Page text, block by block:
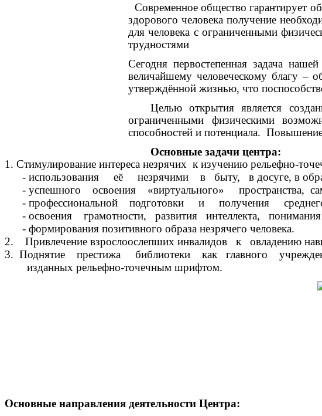
Современное общество гарантирует
здорового человека получение
для человека с ограниченными
трудностями
Сегодня первостепенная задача
величайшему человеческому благу –
утверждённой жизнью, что
Целью открытия является
ограниченными физическими
способностей и потенциала.
Основные задачи центра:
1. Стимулирование интереса незрячих к изучению рельефно-
- использования её незрячими в быту, в досуге, в
- успешного освоения «виртуального» пространства,
- профессиональной подготовки и получения среднего
- освоения грамотности, развития интеллекта,
- формирования позитивного образа незрячего человека.
2. Привлечение взрослоослепших инвалидов к овладению
3. Поднятие престижа библиотеки как главного
изданных рельефно-точечным шрифтом.
Основные направления деятельности Центра: